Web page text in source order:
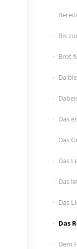
Bis
Brot
Da
Das
Das
Das
Das
Das
Das
Dem